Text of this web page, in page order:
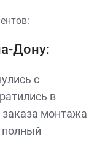
Дону:
с
в
монтажа
полный